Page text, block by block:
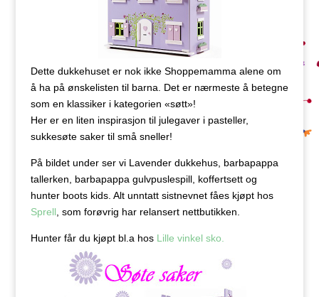
Dette dukkehuset er nok ikke Shoppemamma alene om
å ha på ønskelisten til barna. Det er nærmeste å betegne
som en klassiker i kategorien «søtt»!
Her er en liten inspirasjon til julegaver i pasteller,
sukkesøte saker til små sneller!
På bildet under ser vi Lavender dukkehus, barbapappa
tallerken, barbapappa gulvpuslespill, koffertsett og
hunter boots kids. Alt unntatt sistnevnet fåes kjøpt hos
Sprell , som forøvrig har relansert nettbutikken.
Hunter får du kjøpt bl.a hos Lille vinkel sko.